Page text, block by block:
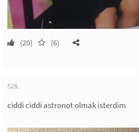
(20) (6)
528.
ciddi ciddi astronot olmak isterdim